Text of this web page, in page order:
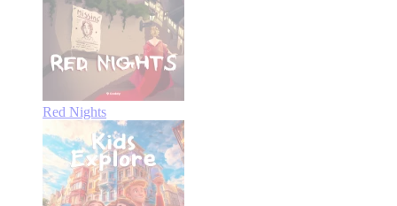
Red Nights